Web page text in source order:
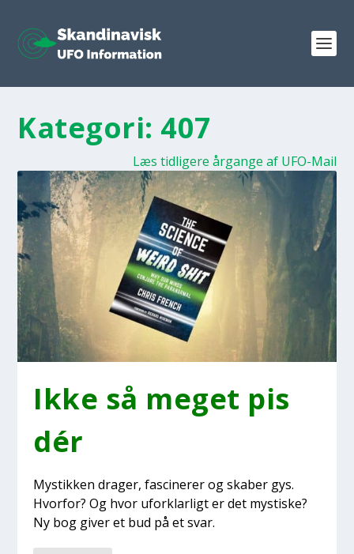
Kategori: 407
Læs tidligere årgange af UFO-Mail
Ikke så meget pis
dér
Mystik­ken dra­ger, fasci­ne­rer og ska­ber gys.
Hvor­for? Og hvor ufor­klar­ligt er det mysti­ske?
Ny bog giver et bud på et svar.